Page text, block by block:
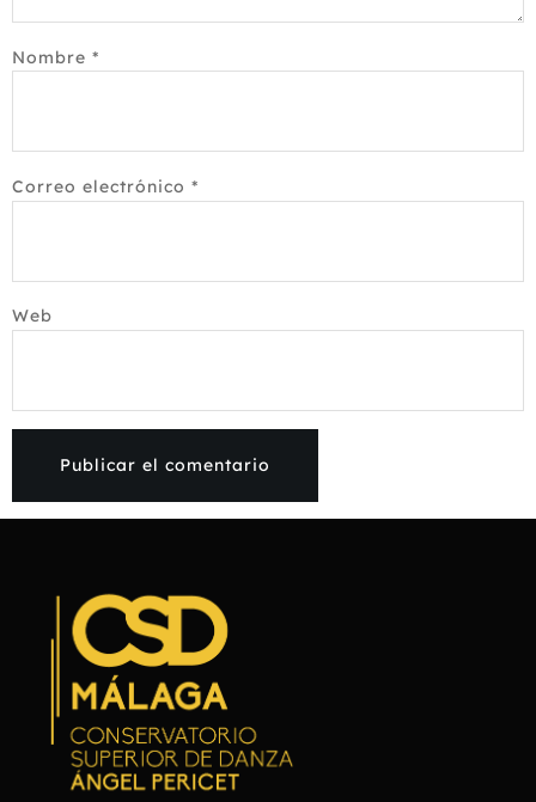
Nombre *
Correo electrónico *
Web